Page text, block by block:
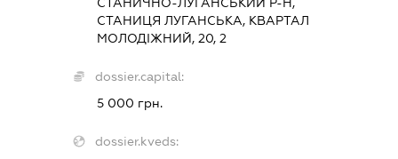
СТАНИЦЯ ЛУГАНСЬКА, КВАРТАЛ
МОЛОДІЖНИЙ, 20, 2
dossier.capital:
5 000 грн.
dossier.kveds: